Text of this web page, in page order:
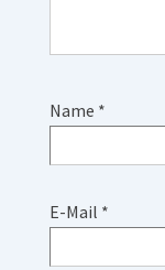
Name *
E-Mail *